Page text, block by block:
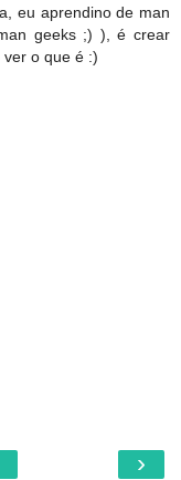
eu aprendino de man
geeks ;) ), é crear
o que é :)
›